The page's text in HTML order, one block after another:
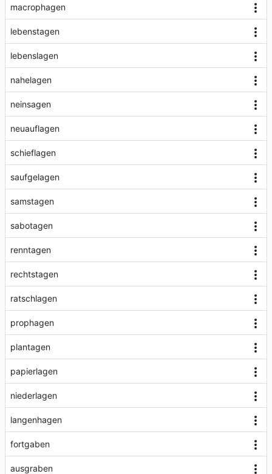
macrophagen
lebenstagen
lebenslagen
nahelagen
neinsagen
neuauflagen
schieflagen
saufgelagen
samstagen
sabotagen
renntagen
rechtstagen
ratschlagen
prophagen
plantagen
papierlagen
niederlagen
langenhagen
fortgaben
ausgraben